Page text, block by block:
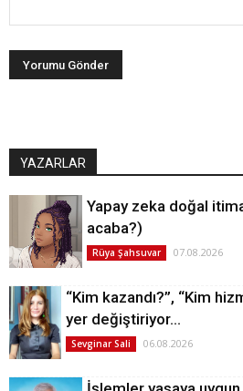
YAZARLAR
Yapay zeka doğal
acaba?)
Rüya Şahsuvar 07.08.2026
“Kim kazandı?”, “Kim
yer değiştiriyor…
Sevginar Sali 06.08.2026